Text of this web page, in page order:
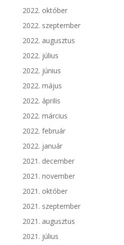
2022. október
2022. szeptember
2022. augusztus
2022. július
2022. június
2022. május
2022. április
2022. március
2022. február
2022. január
2021. december
2021. november
2021. október
2021. szeptember
2021. augusztus
2021. július